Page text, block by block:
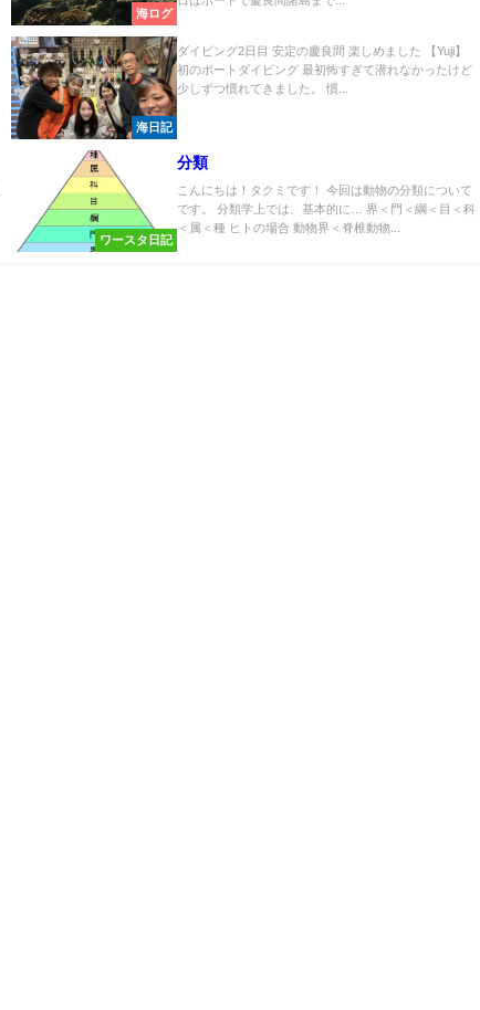
海ログ
海日記
ダイビング2日目 安定の慶良間 楽しめました 【Yuji】
初のボートダイビング 最初怖すぎて潜れなかったけど
少しずつ慣れてきました。 慣...
ワースタ日記
分類
こんにちは！タクミです！ 今回は動物の分類について
です。 分類学上では、基本的に… 界＜門＜綱＜目＜科
＜属＜種 ヒトの場合 動物界＜脊椎動物...